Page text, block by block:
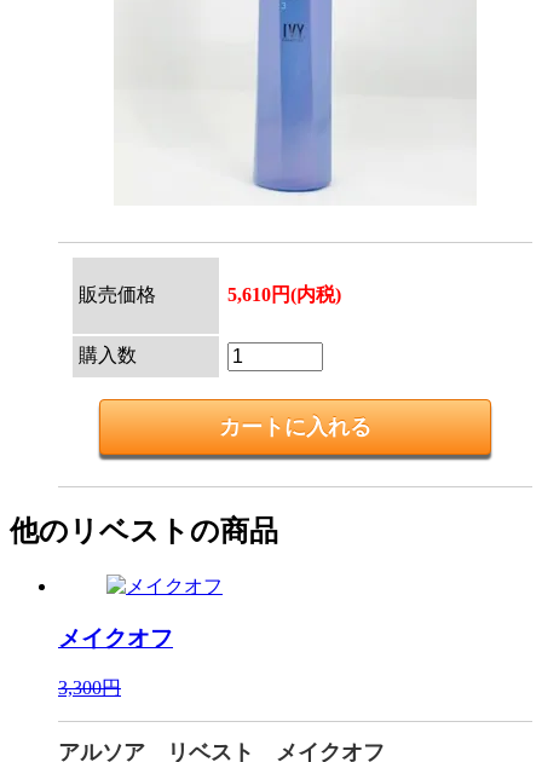
販売価格 5,610円(内税)
購入数
他のリベストの商品
メイクオフ
3,300円
アルソア リベスト メイクオフ